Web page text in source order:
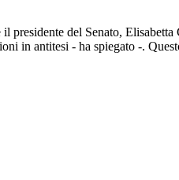
presidente del Senato,
in antitesi - ha spiegato -.